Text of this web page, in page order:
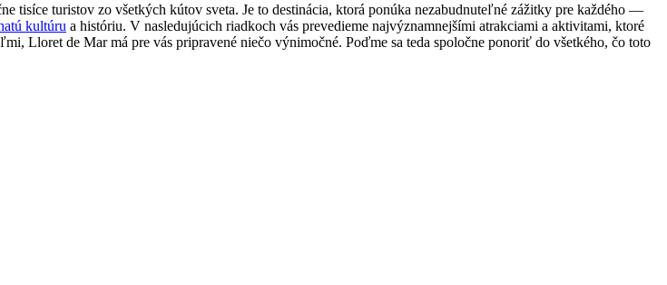
tisíce turistov zo všetkých kútov sveta. Je to destinácia, ktorá ponúka nezabudnuteľné zážitky pre každého —
kultúru a históriu. V nasledujúcich riadkoch vás prevedieme najvýznamnejšími atrakciami a aktivitami, ktoré
Lloret de Mar má pre vás pripravené niečo výnimočné. Poďme sa teda spoločne ponoriť do všetkého, čo toto